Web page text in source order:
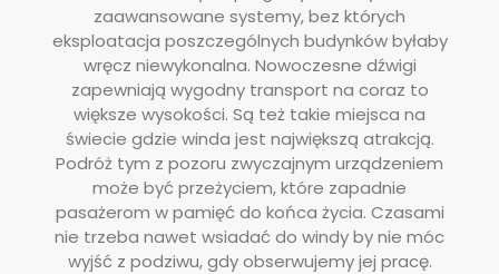
zaawansowane systemy, bez których
eksploatacja poszczególnych budynków byłaby
wręcz niewykonalna. Nowoczesne dźwigi
zapewniają wygodny transport na coraz to
większe wysokości. Są też takie miejsca na
świecie gdzie winda jest największą atrakcją.
Podróż tym z pozoru zwyczajnym urządzeniem
może być przeżyciem, które zapadnie
pasażerom w pamięć do końca życia. Czasami
nie trzeba nawet wsiadać do windy by nie móc
wyjść z podziwu, gdy obserwujemy jej pracę.